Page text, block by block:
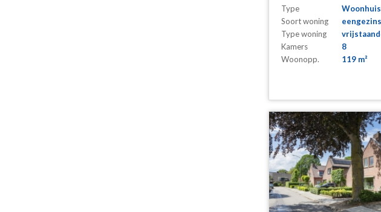
Type
Woonhuis
Soort woning
Type woning
Kamers
8
Woonopp.
119 m²